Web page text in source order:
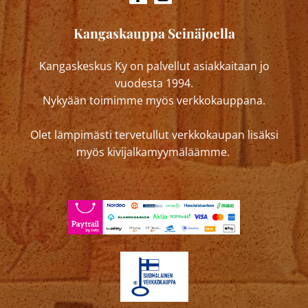
Kangaskauppa Seinäjoella
Kangaskeskus Ky on palvellut asiakkaitaan jo
vuodesta 1994.
Nykyään toimimme myös verkkokauppana.
Olet lämpimästi tervetullut verkkokaupan lisäksi
myös kivijalkamyymäläämme.